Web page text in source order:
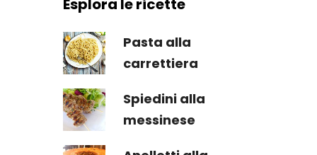
Esplora le ricette
Pasta alla
carrettiera
Spiedini alla
messinese